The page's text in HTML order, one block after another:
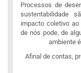
Processos de
sustentabilidade
impacto coletivo
de nós pode, de
ambiente
Afinal de contas,